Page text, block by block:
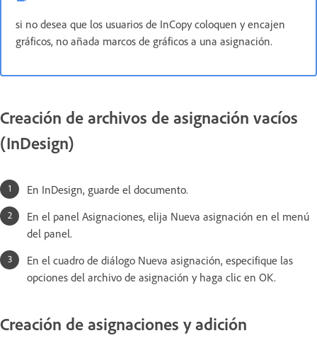
si no desea que los usuarios de InCopy coloquen y encajen
gráficos, no añada marcos de gráficos a una asignación.
Creación de archivos de asignación vacíos
(InDesign)
En InDesign, guarde el documento.
En el panel Asignaciones, elija Nueva asignación en el menú
del panel.
En el cuadro de diálogo Nueva asignación, especifique las
opciones del archivo de asignación y haga clic en OK.
Creación de asignaciones y adición